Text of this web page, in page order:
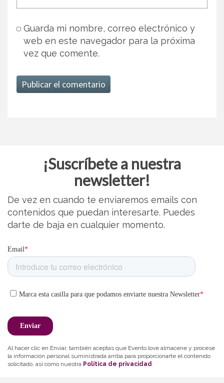
Guarda mi nombre, correo electrónico y
web en este navegador para la próxima
vez que comente.
¡Suscríbete a nuestra
newsletter!
De vez en cuando te enviaremos emails con
contenidos que puedan interesarte. Puedes
darte de baja en cualquier momento.
Al hacer clic en Enviar, también aceptas que Evento.love almacene y procese
la información personal suministrada arriba para proporcionarte el contenido
solicitado, así como nuestra Política de privacidad